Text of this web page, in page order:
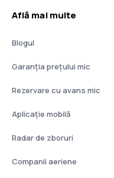
Află mai multe
Blogul
Garanția prețului mic
Rezervare cu avans mic
Aplicație mobilă
Radar de zboruri
Companii aeriene